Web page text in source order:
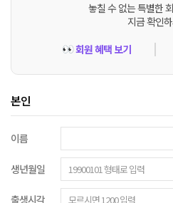
놓칠 수 없는 특별한
지금 확인
👀회원 혜택 보기
본인
이름
생년월일
출생시각